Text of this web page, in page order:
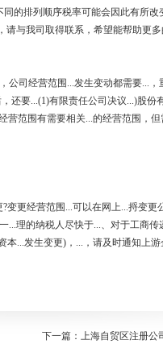
的排列顺序税率可能会因此有所改
我司取得联系，希望能帮助更多
公司经营范围...发生变动都需要...
还要...(1)有限责任公司决议...)股份
范围有需要相关...的经营范围，
变更经营范围...可以在网上...捋变
...理的纳税人尽快于...、对于工商
...发生变更)，...，请及时通知上游
下一篇： 上海自贸区注册公